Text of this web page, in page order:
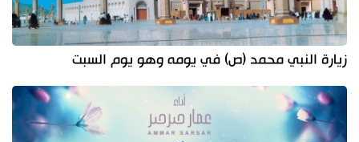
زيارة النبي محمد (ص) في يومه وهو يوم السبت